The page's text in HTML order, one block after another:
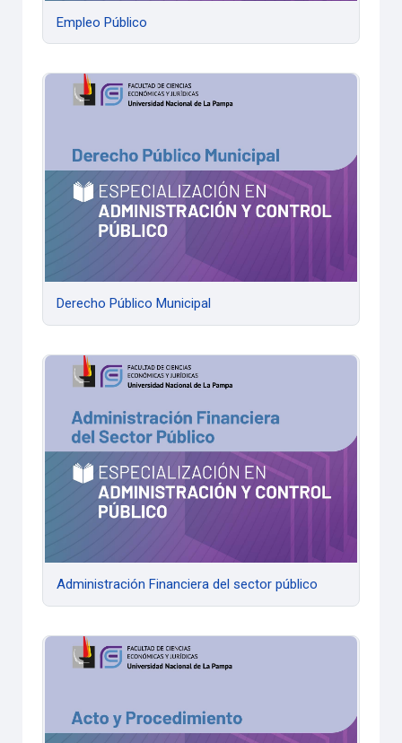
Empleo Público
Derecho Público Municipal
Derecho Público Municipal
Administración Financiera del sector público
Administración Financiera del sector público
Acto y Procedimiento